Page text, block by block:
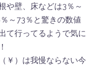
や壁、床などは3％～
～73％と驚きの数値
て行ってるようで気に
￥）は我慢ならない今